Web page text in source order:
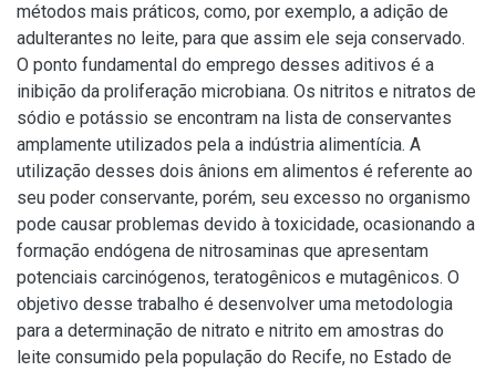
métodos mais práticos, como, por exemplo, a adição de
adulterantes no leite, para que assim ele seja conservado.
O ponto fundamental do emprego desses aditivos é a
inibição da proliferação microbiana. Os nitritos e nitratos de
sódio e potássio se encontram na lista de conservantes
amplamente utilizados pela a indústria alimentícia. A
utilização desses dois ânions em alimentos é referente ao
seu poder conservante, porém, seu excesso no organismo
pode causar problemas devido à toxicidade, ocasionando a
formação endógena de nitrosaminas que apresentam
potenciais carcinógenos, teratogênicos e mutagênicos. O
objetivo desse trabalho é desenvolver uma metodologia
para a determinação de nitrato e nitrito em amostras do
leite consumido pela população do Recife, no Estado de